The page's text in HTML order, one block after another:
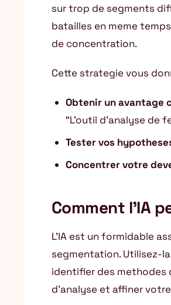
sur trop de segments
batailles en meme
de concentration.
Cette strategie vous
Obtenir un avantage
“L’outil d’analyse
Tester vos
Concentrer votre
Comment l’IA
L’IA est un formidable
segmentation. Utilisez-
identifier des methodes
d’analyse et affiner